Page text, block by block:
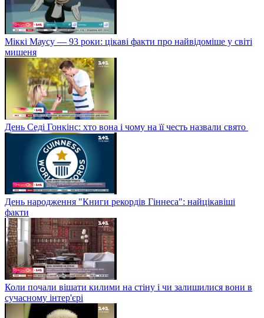
Міккі Маусу — 93 роки: цікаві факти про найвідоміше у світі
мишеня
День Седі Гонкінс: хто вона і чому на її честь назвали свято
День народження "Книги рекордів Гіннеса": найцікавіші
факти
Коли почали вішати килими на стіну і чи залишилися вони в
сучасному інтер'єрі